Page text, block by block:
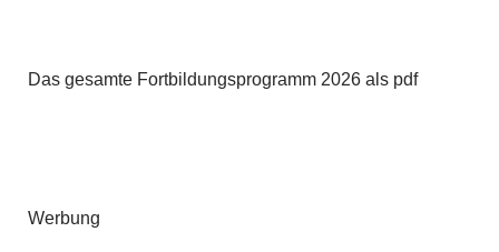
Das gesamte Fortbildungsprogramm 2026 als pdf
Werbung